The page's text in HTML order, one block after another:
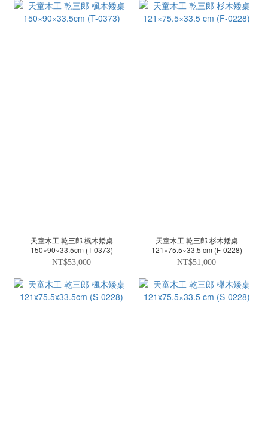
天童木工 乾三郎 楓木矮桌
150×90×33.5cm (T-0373)
NT$53,000
天童木工 乾三郎 杉木矮桌
121×75.5×33.5 cm (F-0228)
NT$51,000